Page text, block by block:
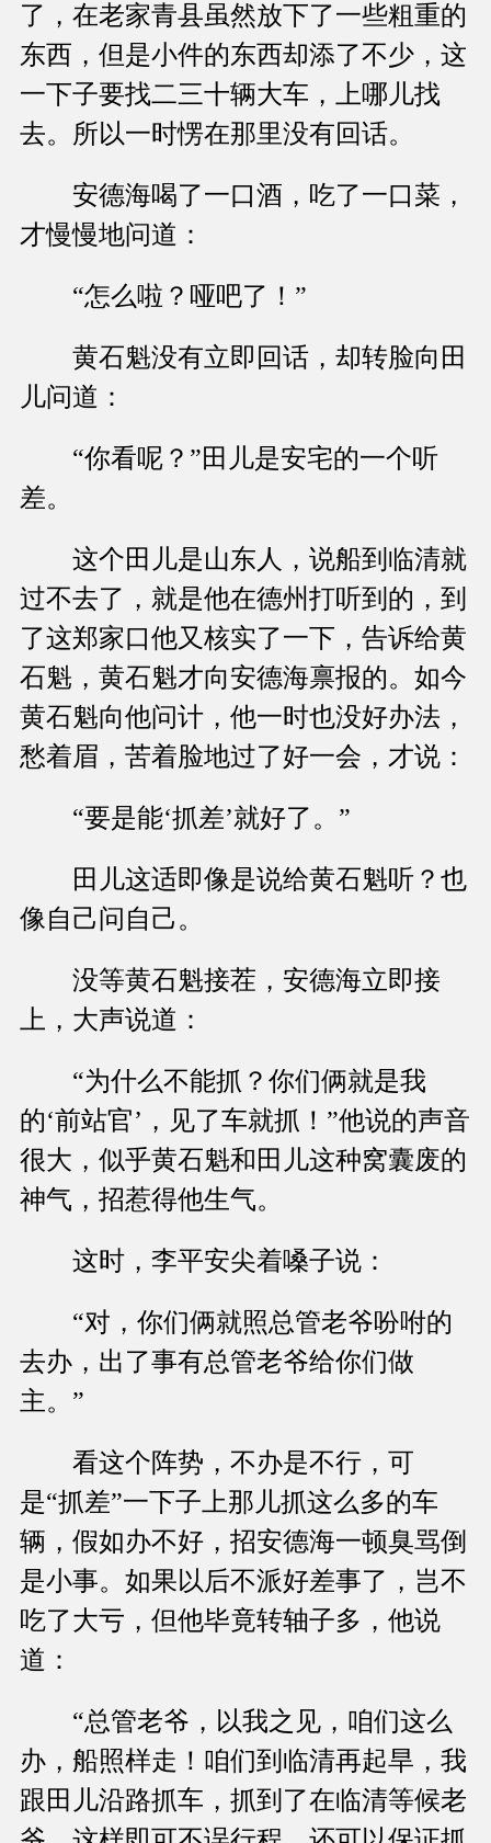
了，在老家青县虽然放下了一些粗重的
东西，但是小件的东西却添了不少，这
一下子要找二三十辆大车，上哪儿找
去。所以一时愣在那里没有回话。
安德海喝了一口酒，吃了一口菜，
才慢慢地问道：
“怎么啦？哑吧了！”
黄石魁没有立即回话，却转脸向田
儿问道：
“你看呢？”田儿是安宅的一个听
差。
这个田儿是山东人，说船到临清就
过不去了，就是他在德州打听到的，到
了这郑家口他又核实了一下，告诉给黄
石魁，黄石魁才向安德海禀报的。如今
黄石魁向他问计，他一时也没好办法，
愁着眉，苦着脸地过了好一会，才说：
“要是能‘抓差’就好了。”
田儿这适即像是说给黄石魁听？也
像自己问自己。
没等黄石魁接茬，安德海立即接
上，大声说道：
“为什么不能抓？你们俩就是我
的‘前站官’，见了车就抓！”他说的声音
很大，似乎黄石魁和田儿这种窝囊废的
神气，招惹得他生气。
这时，李平安尖着嗓子说：
“对，你们俩就照总管老爷吩咐的
去办，出了事有总管老爷给你们做
主。”
看这个阵势，不办是不行，可
是“抓差”一下子上那儿抓这么多的车
辆，假如办不好，招安德海一顿臭骂倒
是小事。如果以后不派好差事了，岂不
吃了大亏，但他毕竟转轴子多，他说
道：
“总管老爷，以我之见，咱们这么
办，船照样走！咱们到临清再起旱，我
跟田儿沿路抓车，抓到了在临清等候老